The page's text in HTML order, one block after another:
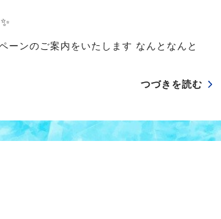
ーンのご案内をいたします なんとなんと
つづきを読む